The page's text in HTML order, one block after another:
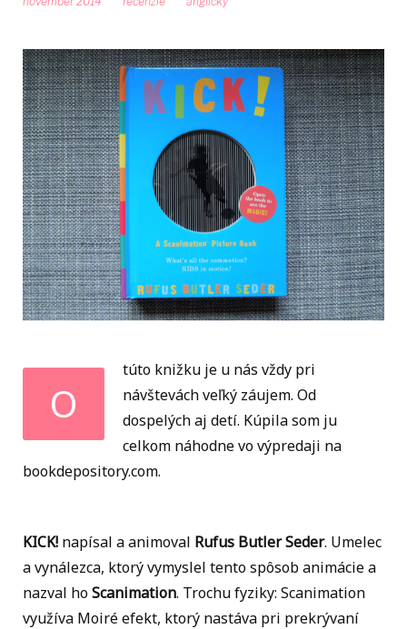
O
túto knižku je u nás vždy pri
návštevách veľký záujem. Od
dospelých aj detí. Kúpila som ju
celkom náhodne vo výpredaji na
bookdepository.com.
KICK! napísal a animoval Rufus Butler Seder. Umelec
a vynálezca, ktorý vymyslel tento spôsob animácie a
nazval hoScanimation. Trochu fyziky: Scanimation
využíva Moiré efekt, ktorý nastáva pri prekrývaní